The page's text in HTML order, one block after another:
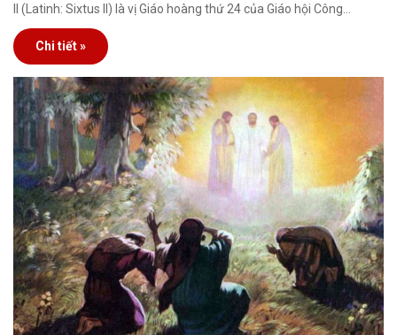
II (Latinh: Sixtus II) là vị Giáo hoàng thứ 24 của Giáo hội Công…
Chi tiết »